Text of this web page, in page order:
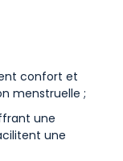
confort et
menstruelle ;
une
une